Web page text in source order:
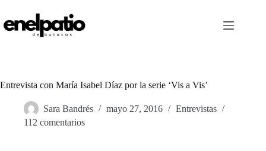
contenido
Entrevista con María Isabel Díaz por la serie ‘Vis a Vis’
Sara Bandrés mayo 27, 2016
Entrevistas
112 comentarios